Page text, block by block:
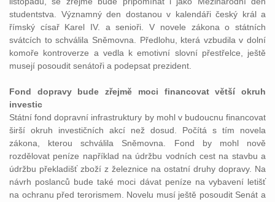
studentstva. Významný den dostanou v kalendáři český král a
římský císař Karel IV. a senioři. V novele zákona o státních
svátcích to schválila Sněmovna. Předlohu, která vzbudila v dolní
komoře kontroverze a vedla k emotivní slovní přestřelce, ještě
musejí posoudit senátoři a podepsat prezident.
Fond dopravy bude zřejmě moci financovat větší okruh
investic
Státní fond dopravní infrastruktury by mohl v budoucnu financovat
širší okruh investičních akcí než dosud. Počítá s tím novela
zákona, kterou schválila Sněmovna. Fond by mohl nově
rozdělovat peníze například na údržbu vodních cest na stavbu a
údržbu překladišť zboží z železnice na ostatní druhy dopravy. Na
návrh poslanců bude také moci dávat peníze na vybavení letišť
na ochranu před terorismem. Novelu musí ještě posoudit Senát a